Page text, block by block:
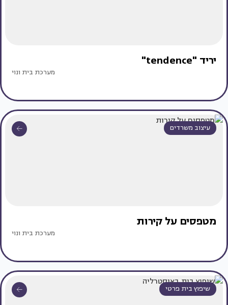
יריד "tendence"
מערכת בית ונוי
עיצוב משרדים
מטפסים על קירות
מערכת בית ונוי
שיפוץ בית פרטי